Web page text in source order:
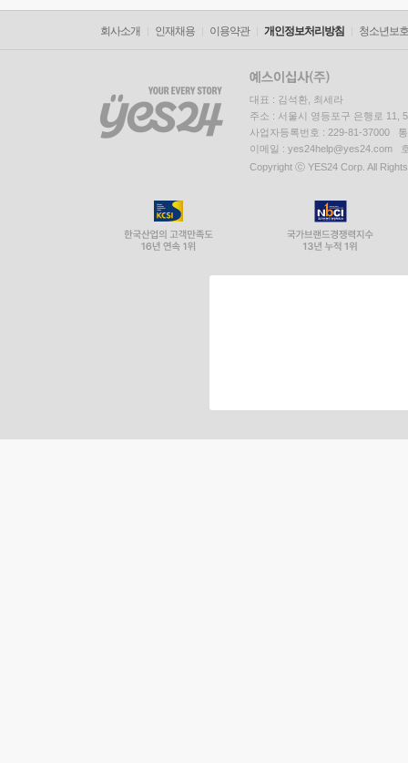
회사소개 인재채용 이용약관 개인정보처리방침 청소년보
대표 : 김석환, 최세라
주소 : 서울시 영등포구 은행로 11,
사업자등록번호 : 229-81-37000
이메일 : yes24help@yes24.com
Copyright ⓒ YES24 Corp. All